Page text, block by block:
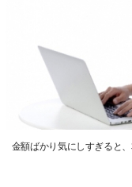
金額ばかり気にしすぎると